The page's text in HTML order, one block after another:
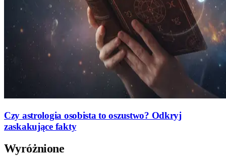
Czy astrologia osobista to oszustwo? Odkryj
zaskakujące fakty
Wyróżnione